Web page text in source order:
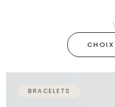
BRACELETS